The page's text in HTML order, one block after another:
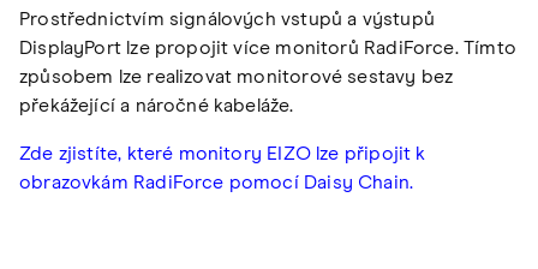
Prostřednictvím signálových vstupů a výstupů
DisplayPort lze propojit více monitorů RadiForce. Tímto
způsobem lze realizovat monitorové sestavy bez
překážející a náročné kabeláže.
Zde zjistíte, které monitory EIZO lze připojit k
obrazovkám RadiForce pomocí Daisy Chain.